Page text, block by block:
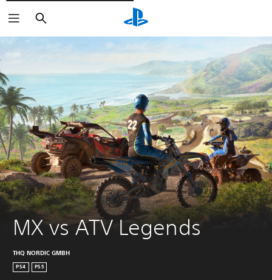
Rechercher
MX vs ATV Legends
THQ NORDIC GMBH
PS4 PS5